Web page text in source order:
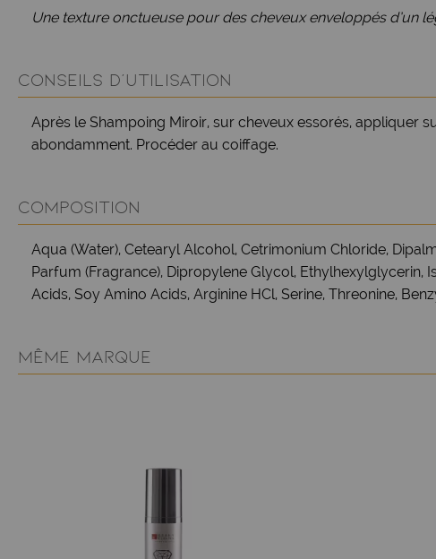
Une texture onctueuse pour des cheveux enveloppés d’un
CONSEILS D'UTILISATION
Après le Shampoing Miroir, sur cheveux essorés, appliquer
abondamment. Procéder au coiffage.
COMPOSITION
Aqua (Water), Cetearyl Alcohol, Cetrimonium Chloride,
Parfum (Fragrance), Dipropylene Glycol, Ethylhexylglycerin,
Acids, Soy Amino Acids, Arginine HCl, Serine, Threonine,
MÊME MARQUE